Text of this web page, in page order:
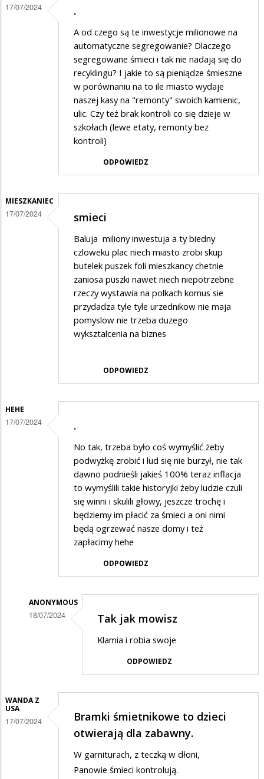
17/07/2024 .
A od czego są te inwestycje milionowe na
automatyczne segregowanie? Dlaczego
segregowane śmieci i tak nie nadają się do
recyklingu? I jakie to są pieniądze śmieszne
w porównaniu na to ile miasto wydaje
naszej kasy na "remonty" swoich kamienic,
ulic. Czy też brak kontroli co się dzieje w
szkołach (lewe etaty, remonty bez
kontroli)
ODPOWIEDZ
MIESZKANIEC
17/07/2024 smieci
Baluja miliony inwestuja a ty biedny
czloweku plac niech miasto zrobi skup
butelek puszek foli mieszkancy chetnie
zaniosa puszki nawet niech niepotrzebne
rzeczy wystawia na polkach komus sie
przydadza tyle tyle urzednikow nie maja
pomyslow nie trzeba duzego
wyksztalcenia na biznes
ODPOWIEDZ
HEHE
17/07/2024 .
No tak, trzeba było coś wymyślić żeby
podwyżkę zrobić i lud się nie burzył, nie tak
dawno podnieśli jakieś 100% teraz inflacja
to wymyślili takie historyjki żeby ludzie czuli
się winni i skulili głowy, jeszcze trochę i
będziemy im płacić za śmieci a oni nimi
będą ogrzewać nasze domy i też
zapłacimy hehe
ODPOWIEDZ
ANONYMOUS
18/07/2024
odpowiedzi
na
Tak jak mowisz
Klamia i robia swoje
ODPOWIEDZ
WANDA Z
USA
17/07/2024
Bramki śmietnikowe to dzieci
otwierają dla zabawny.
W garniturach, z teczką w dłoni,
Panowie śmieci kontrolują.